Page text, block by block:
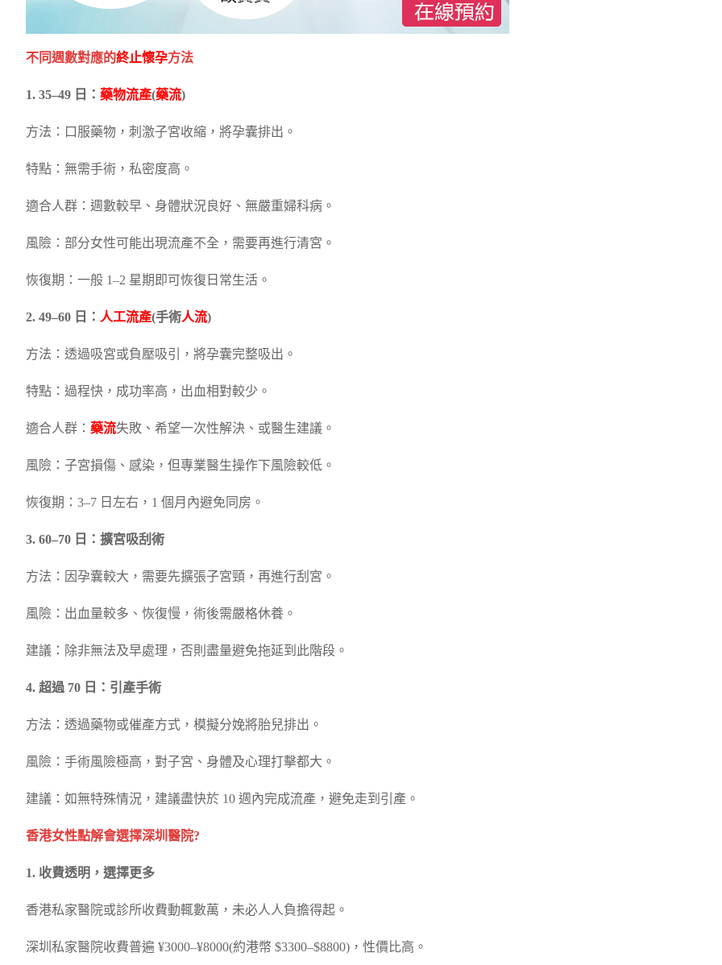
不同週數對應的終止懷孕方法
1. 35–49 日： 藥物流產(藥流)
方法：口服藥物，刺激子宮收縮，將孕囊排出。
特點：無需手術，私密度高。
適合人群：週數較早、身體狀況良好、無嚴重婦科病。
風險：部分女性可能出現流產不全，需要再進行清宮。
恢復期：一般 1–2 星期即可恢復日常生活。
2. 49–60 日： 人工流產(手術人流)
方法：透過吸宮或負壓吸引，將孕囊完整吸出。
特點：過程快，成功率高，出血相對較少。
適合人群： 藥流失敗、希望一次性解決、或醫生建議。
風險：子宮損傷、感染，但專業醫生操作下風險較低。
恢復期：3–7 日左右，1 個月內避免同房。
3. 60–70 日：擴宮吸刮術
方法：因孕囊較大，需要先擴張子宮頸，再進行刮宮。
風險：出血量較多、恢復慢，術後需嚴格休養。
建議：除非無法及早處理，否則盡量避免拖延到此階段。
4. 超過 70 日：引產手術
方法：透過藥物或催產方式，模擬分娩將胎兒排出。
風險：手術風險極高，對子宮、身體及心理打擊都大。
建議：如無特殊情況，建議盡快於 10 週內完成流產，避免走到引產。
香港女性點解會選擇深圳醫院?
1. 收費透明，選擇更多
香港私家醫院或診所收費動輒數萬，未必人人負擔得起。
深圳私家醫院收費普遍 ¥3000–¥8000(約港幣 $3300–$8800)，性價比高。